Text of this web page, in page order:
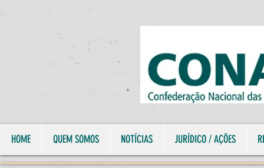
HOME QUEM SOMOS NOTÍCIAS JURÍDICO / AÇÕES